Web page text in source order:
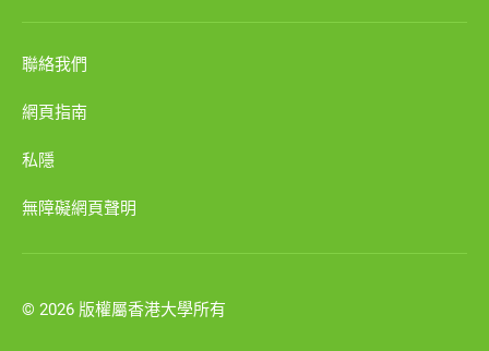
聯絡我們
網頁指南
私隱
無障礙網頁聲明
© 2026 版權屬香港大學所有